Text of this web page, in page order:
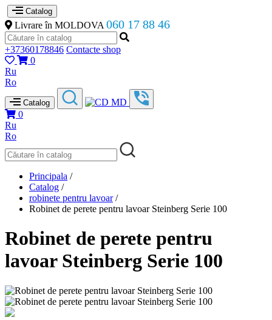
Catalog
Livrare în MOLDOVA 060 17 88 46
+37360178846 Contacte shop
0
Ru
Ro
Catalog
0
Ru
Ro
Principala /
Catalog /
robinete pentru lavoar/
Robinet de perete pentru lavoar Steinberg Serie 100
Robinet de perete pentru
lavoar Steinberg Serie 100